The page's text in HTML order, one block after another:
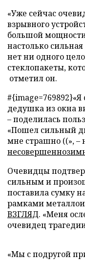
«Уже сейчас
взрывного
большой
настолько
нет ни одного
стеклопакеты,
отметил он.
дедушка из окна
– поделилась
«Пошел сильный
мне страшно ((», –
Очевидцы
сильным и
поставила сумку
рамками
ВЗГЛЯД. «Меня
очевидец
«Мы с подругой